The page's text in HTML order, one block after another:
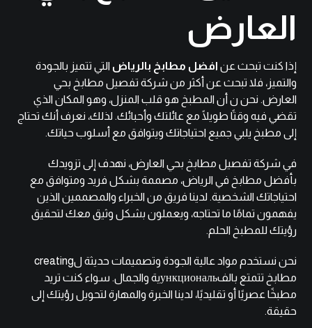
العارض
إذا كنت تبحث عن افضل مطابخ بالرياض التي تتميز بالجودة
والتميز، فلا تبحث عن أكثر من شركة تفصيل مطابخ بحي
العارض. نحن ن أن المطبخ هو قلب المنزل، وهو المكان الذي
تقضي فيه وقتًا طويلًا مع عائلتك وأحبائك. لذلك، نعرف أنك تحتاج
إلى مطبخ يلبي جميع احتياجاتك ويتوافق مع أسلوب حياتك.
في شركة تفصيل مطابخ بحي العارض، نهدف إلى تزويدك
بأفضل مطابخ في الرياض، مصممة بشكل فريد ومتوافق مع
احتياجاتك الشخصية. لدينا فريق من الخبراء والمصممين الذين
يفهمون تمامًا ما تحتاجه، ويعملون بشكل وثيق معك لتحقيق
رؤيتك للمطبخ الحلم.
نحن نستخدم مواد عالية الجودة وتصميمات حديثة لcreating
مطابخ تتمتع بالفункциональية والجمال. سواء كنت تريد
مطبخًا عصريًا أو تقليديًا، لدينا الخبرة والمهارة لتحويل رؤيتك إلى
حقيقة.